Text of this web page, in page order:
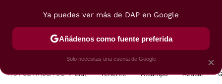
POSTRES VIAJES SELECCIÓN VEGUI
HOY SE HABLA DE Lidl Tenerife Alcampo Azúcar
×
Ya puedes ver más de DAP en Google
Añádenos como fuente preferida
Solo necesitas una cuenta de Google